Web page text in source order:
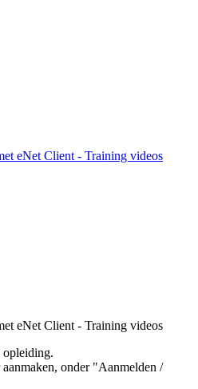
eNet Client - Training videos
eNet Client - Training videos
opleiding.
onder "Aanmelden /